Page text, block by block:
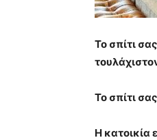
Το σπίτι
Το σπίτι
Η κατοικία